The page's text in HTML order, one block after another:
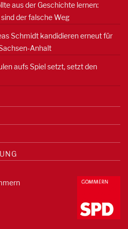
aus der Geschichte lernen:
der falsche Weg
Schmidt kandidieren erneut für
Anhalt
aufs Spiel setzt, setzt den